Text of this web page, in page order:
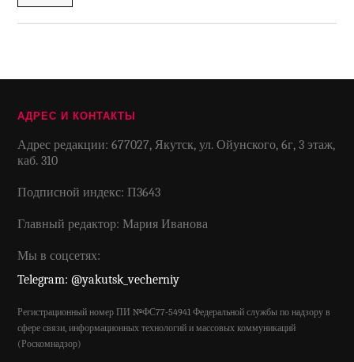
АДРЕС И КОНТАКТЫ
Адрес редакции: 677027, Якутск, ул. Ойунского, 6г, 3 этаж,
каб. 310
Подписной индекс: П3643
Главный редактор: Мария Иванова
Мы в соцсетях:
Telegram: @yakutsk_vecherniy
Регистрационный номер ПИ №ФС77-54941 Федеральной службы по надзору в
сфере связи, информационных технологий и массовых коммуникаций
(Роскомнадзор)